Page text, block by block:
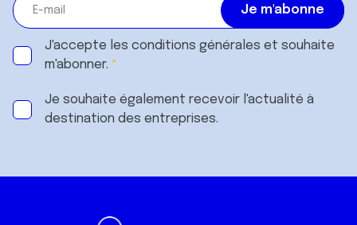
J'accepte les conditions générales et souhaite
m'abonner.
Je souhaite également recevoir l'actualité à
destination des entreprises.